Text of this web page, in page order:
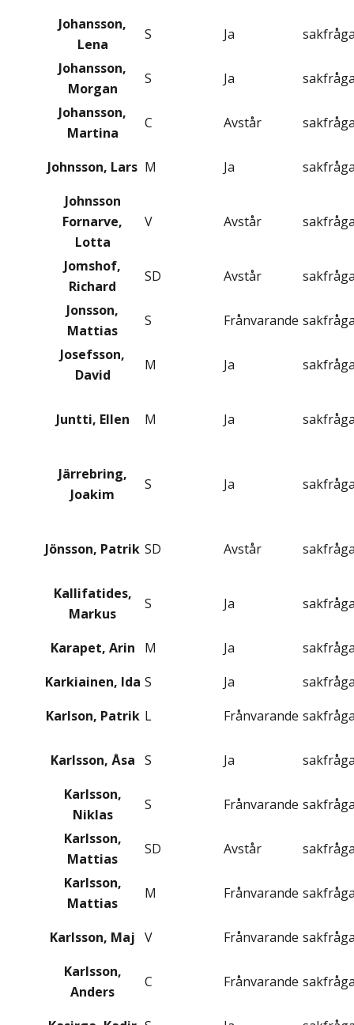
Johansson,
Lena
S Ja
Johansson,
Morgan
S Ja
Johansson,
Martina
C Avstår
Johnsson, Lars M Ja
Johnsson
Fornarve,
Lotta
V Avstår
Jomshof,
Richard
SD Avstår
Jonsson,
Mattias
S Frånvarande
Josefsson,
David
M Ja
Juntti, Ellen M Ja
Järrebring,
Joakim
S Ja
Jönsson, Patrik SD Avstår
Kallifatides,
Markus
S Ja
Karapet, Arin M Ja
Karkiainen, Ida S Ja
Karlson, Patrik L Frånvarande
Karlsson, Åsa S Ja
Karlsson,
Niklas
S Frånvarande
Karlsson,
Mattias
SD Avstår
Karlsson,
Mattias
M Frånvarande
Karlsson, Maj V Frånvarande
Karlsson,
Anders
C Frånvarande